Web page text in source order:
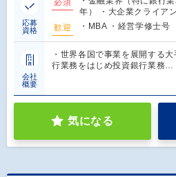
応募
資格
年） ・大企業クライア
歓迎
・MBA ・経営学修士号
会社
概要
・世界各国で事業を展開する
行業務をはじめ投資銀行業務…
気になる